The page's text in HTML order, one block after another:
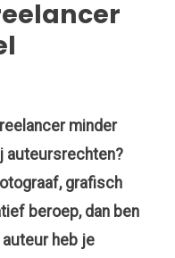
minder
auteursrechten?
grafisch
beroep, dan ben
auteur heb je